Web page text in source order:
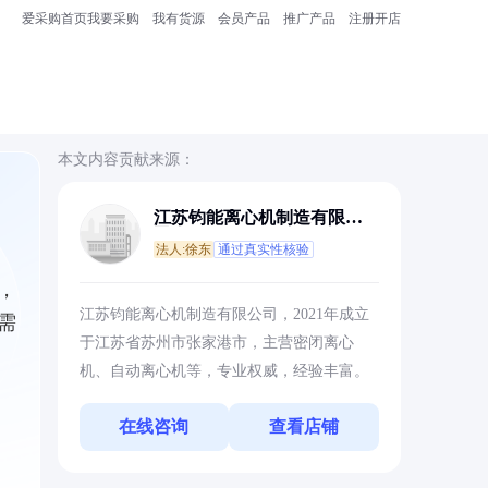
爱采购首页我要采购 我有货源 会员产品 推广产品 注册开店
本文内容贡献来源：
江苏钧能离心机制造有限公
法人:徐东 通过真实性核验
江苏钧能离心机制造有限公司，2021年成立
于江苏省苏州市张家港市，主营密闭离心
机、自动离心机等，专业权威，经验丰富。
在线咨询 查看店铺